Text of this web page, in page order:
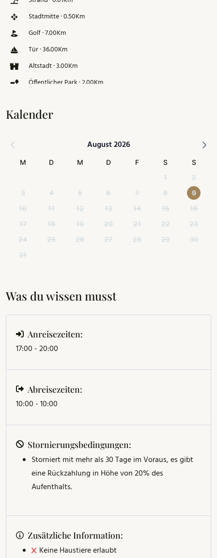
Stadtmitte · 0.50Km
Golf · 7.00Km
Tür · 36.00Km
Altstadt · 3.00Km
Öffentlicher Park · 2.00Km
Kalender
August 2026
M D M D F S
S
1
2
3
4 5 6 7 8
9
10
11 12 13 14 15
16
17
18 19 20 21 22
23
24
25 26 27 28 29
30
31
Was du wissen musst
Anreisezeiten:
17:00 - 20:00
Abreisezeiten:
10:00 - 10:00
Stornierungsbedingungen:
Storniert mit mehr als 30 Tage im Voraus, es gibt
eine Rückzahlung in Höhe von 20% des
Aufenthalts.
Zusätzliche Information:
Keine Haustiere erlaubt